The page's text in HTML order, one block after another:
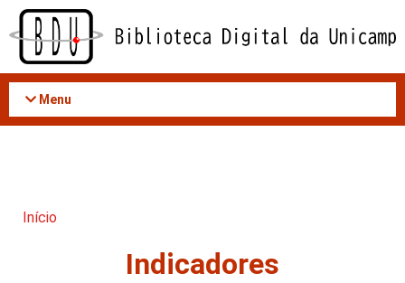
Acessar
conteúdo
Menu
Início
Indicadores